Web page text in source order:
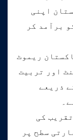
اپنی
کو برآمد کر
ریموٹ
اور تربیت
ذریعے
کی
سطح پر